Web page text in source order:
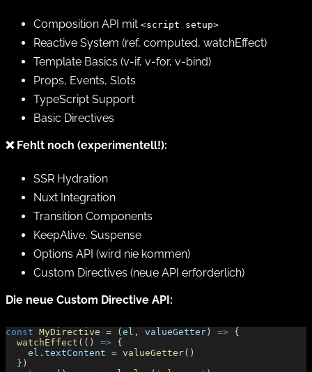
Composition API mit <script setup>
Reactive System (ref, computed, watchEffect)
Template Basics (v-if, v-for, v-bind)
Props, Events, Slots
TypeScript Support
Basic Directives
❌ Fehlt noch (experimentell!):
SSR Hydration
Nuxt Integration
Transition Components
KeepAlive, Suspense
Options API (wird nie kommen)
Custom Directives (neue API erforderlich)
Die neue Custom Directive API:
const MyDirective = ( el , valueGetter ) => {
  watchEffect
(() => {
    el
. textContent = valueGetter()
  })